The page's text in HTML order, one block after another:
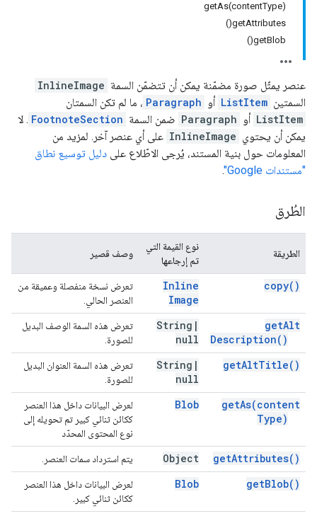
getAs(contentType)
getAttributes()
getBlob()
عنصر يمثّل صورة مضمّنة يمكن أن تتضمّن السمة InlineImage
السمتين ListItem أو Paragraph ، ما لم تكن السمتان
ListItem أو Paragraph ضمن السمة FootnoteSection . لا
يمكن أن يحتوي InlineImage على أي عنصر آخر. لمزيد من
المعلومات حول بنية المستند، يُرجى الاطّلاع على دليل توسيع نطاق
"مستندات Google"
.
الطُرق
الطريقة
نوع القيمة التي
تم إرجاعها
وصف قصير
copy( )
Inline
Image
تعرض نسخة منفصلة وعميقة من
العنصر الحالي.
getAlt
Description( )
String |
null
تعرض هذه السمة الوصف البديل
للصورة.
getAltTitle( )
String |
null
تعرض هذه السمة العنوان البديل
للصورة.
getAs(content
Type)
Blob
لعرض البيانات داخل هذا العنصر
ككائن ثنائي كبير تم تحويله إلى
نوع المحتوى المحدّد
getAttributes( )
Object يتم استرداد سمات العنصر.
getBlob( )
Blob
لعرض البيانات داخل هذا العنصر
ككائن ثنائي كبير.